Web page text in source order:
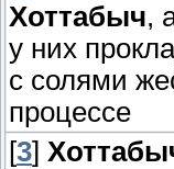
Хоттабыч,
у них
с солями
процессе
[3]